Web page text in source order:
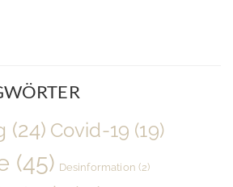
(24) Covid-19 (19)
(45) Desinformation (2)